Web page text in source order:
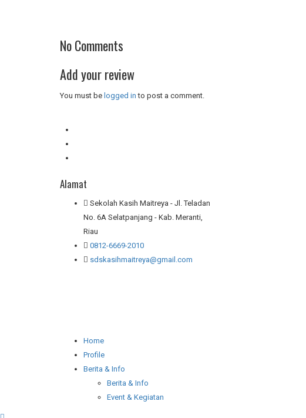
No Comments
Add your review
You must be logged in to post a comment.
Alamat
Sekolah Kasih Maitreya - Jl. Teladan
No. 6A Selatpanjang - Kab. Meranti,
Riau
0812-6669-2010
sdskasihmaitreya@gmail.com
Home
Profile
Berita & Info
Berita & Info
Event & Kegiatan